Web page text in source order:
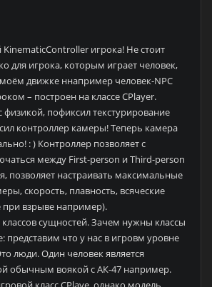
игрока! Не стоит
для игрока, которым играет человек,
моём движке ннапример человек-NPC
– построен на классе CPlayer.
физикой, пофиксил текстурирование
контроллер камеры! Теперь камера
: ) Контроллер позволяет с
между First-person и Third-person
позволяет настраивать максимальные
скорость, плавность, всяческие
при взрыве например).
сущностей. Зачем нужны классы
представим что у нас в игровм уровне
люди. Один человек является
обычным воякой с АК-47 например.